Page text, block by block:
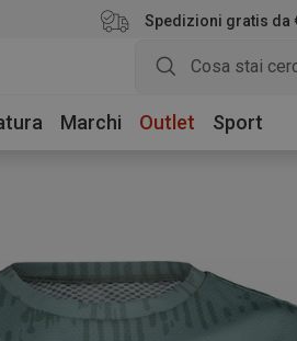
Spedizioni gratis da
Marchi Outlet Sport